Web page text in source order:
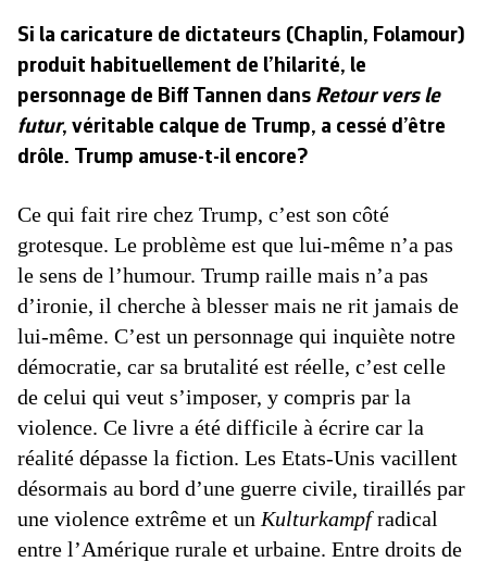
Si la caricature de dictateurs (Chaplin, Folamour)
produit habituellement de l’hilarité, le
personnage de Biff Tannen dans Retour vers le
futur, véritable calque de Trump, a cessé d’être
drôle. Trump amuse-t-il encore?
Ce qui fait rire chez Trump, c’est son côté
grotesque. Le problème est que lui-même n’a pas
le sens de l’humour. Trump raille mais n’a pas
d’ironie, il cherche à blesser mais ne rit jamais de
lui-même. C’est un personnage qui inquiète notre
démocratie, car sa brutalité est réelle, c’est celle
de celui qui veut s’imposer, y compris par la
violence. Ce livre a été difficile à écrire car la
réalité dépasse la fiction. Les Etats-Unis vacillent
désormais au bord d’une guerre civile, tiraillés par
une violence extrême et un Kulturkampfradical
entre l’Amérique rurale et urbaine. Entre droits de